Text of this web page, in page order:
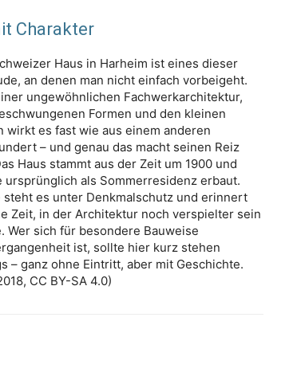
Charakter
Haus in Harheim ist eines dieser
an denen man nicht einfach vorbeigeht.
ungewöhnlichen Fachwerkarchitektur,
Formen und den kleinen
wirkt es fast wie aus einem anderen
– und genau das macht seinen Reiz
Haus stammt aus der Zeit um 1900 und
ursprünglich als Sommerresidenz erbaut.
steht es unter Denkmalschutz und erinnert
Zeit, in der Architektur noch verspielter sein
Wer sich für besondere Bauweise
ist, sollte hier kurz stehen
– ganz ohne Eintritt, aber mit Geschichte.
CC BY-SA 4.0)